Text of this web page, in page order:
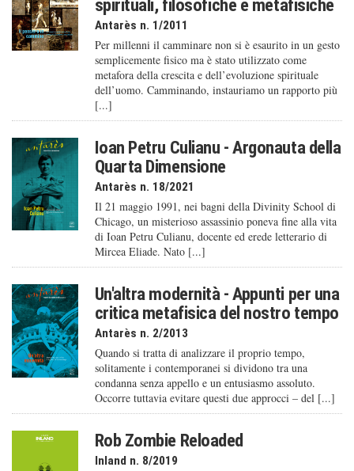
spirituali, filosofiche e metafisiche
Antarès n. 1/2011
Per millenni il camminare non si è esaurito in un gesto
semplicemente fisico ma è stato utilizzato come
metafora della crescita e dell’evoluzione spirituale
dell’uomo. Camminando, instauriamo un rapporto più
[...]
Ioan Petru Culianu - Argonauta della
Quarta Dimensione
Antarès n. 18/2021
Il 21 maggio 1991, nei bagni della Divinity School di
Chicago, un misterioso assassinio poneva fine alla vita
di Ioan Petru Culianu, docente ed erede letterario di
Mircea Eliade. Nato [...]
Un'altra modernità - Appunti per una
critica metafisica del nostro tempo
Antarès n. 2/2013
Quando si tratta di analizzare il proprio tempo,
solitamente i contemporanei si dividono tra una
condanna senza appello e un entusiasmo assoluto.
Occorre tuttavia evitare questi due approcci – del [...]
Rob Zombie Reloaded
Inland n. 8/2019